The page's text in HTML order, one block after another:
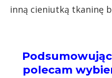
inną cieniutką tkaninę
Podsumowując
polecam